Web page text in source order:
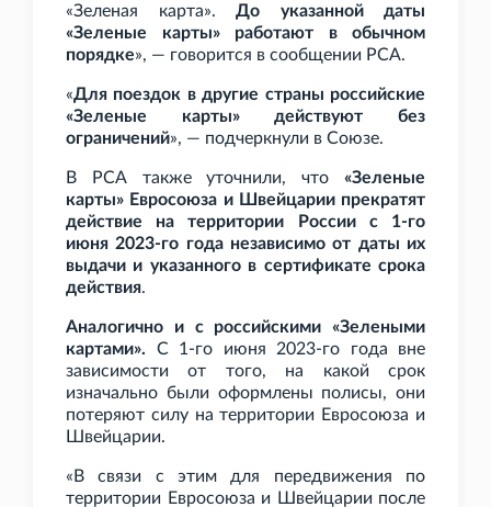
«Зеленая карта». До указанной даты
«Зеленые карты» работают в обычном
порядке», — говорится в сообщении РСА.
«Для поездок в другие страны российские
«Зеленые карты» действуют без
ограничений», — подчеркнули в Союзе.
В РСА также уточнили, что «Зеленые
карты» Евросоюза и Швейцарии прекратят
действие на территории России с 1-го
июня 2023-го года независимо от даты их
выдачи и указанного в сертификате срока
действия.
Аналогично и с российскими «Зелеными
картами». С 1-го июня 2023-го года вне
зависимости от того, на какой срок
изначально были оформлены полисы, они
потеряют силу на территории Евросоюза и
Швейцарии.
«В связи с этим для передвижения по
территории Евросоюза и Швейцарии после